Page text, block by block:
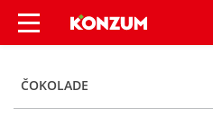
Finesse Desert
ČOKOLADE